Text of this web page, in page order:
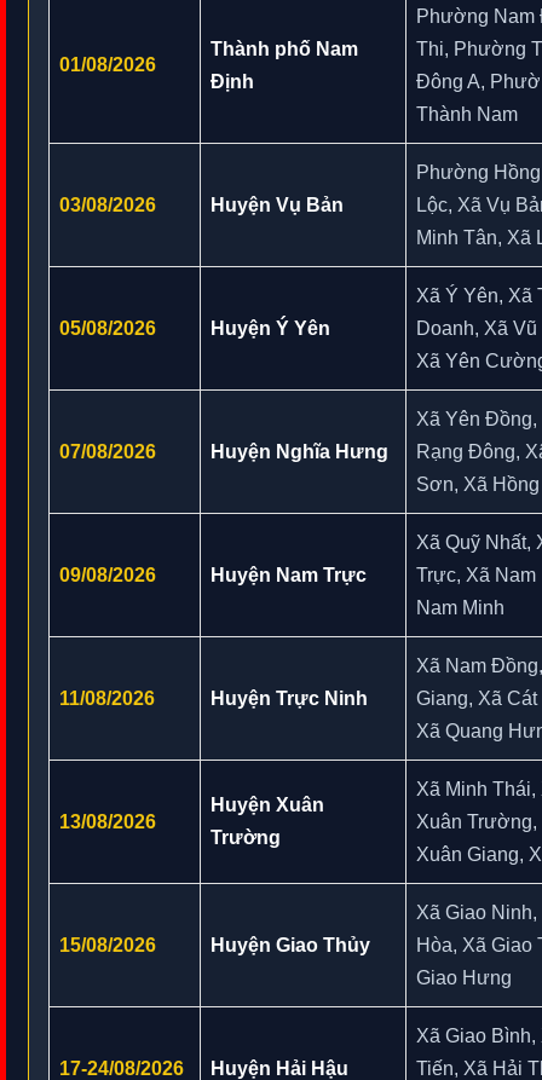
01/08/2026
Thành phố Nam
Định
Phường
Thi, Phường
Đông A,
Thành Nam
03/08/2026 Huyện Vụ Bản
Phường
Lộc, Xã Vụ
Minh Tân, Xã
05/08/2026 Huyện Ý Yên
Xã Ý Yên, Xã
Doanh, Xã
Xã Yên
07/08/2026 Huyện Nghĩa Hưng
Xã Yên
Rạng Đông,
Sơn, Xã
09/08/2026 Huyện Nam Trực
Xã Quỹ Nhất,
Trực, Xã Nam
Nam Minh
11/08/2026 Huyện Trực Ninh
Xã Nam
Giang, Xã
Xã Quang
13/08/2026
Huyện Xuân
Trường
Xã Minh
Xuân Trường,
Xuân Giang,
15/08/2026 Huyện Giao Thủy
Xã Giao
Hòa, Xã Giao
Giao Hưng
17-24/08/2026 Huyện Hải Hậu
Xã Giao
Tiến, Xã Hải